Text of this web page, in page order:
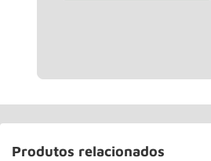
Produtos relacionados